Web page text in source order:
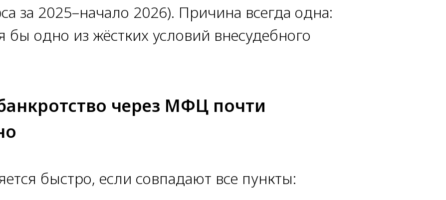
за 2025–начало 2026). Причина всегда одна:
бы одно из жёстких условий внесудебного
через МФЦ почти
быстро, если совпадают все пункты: